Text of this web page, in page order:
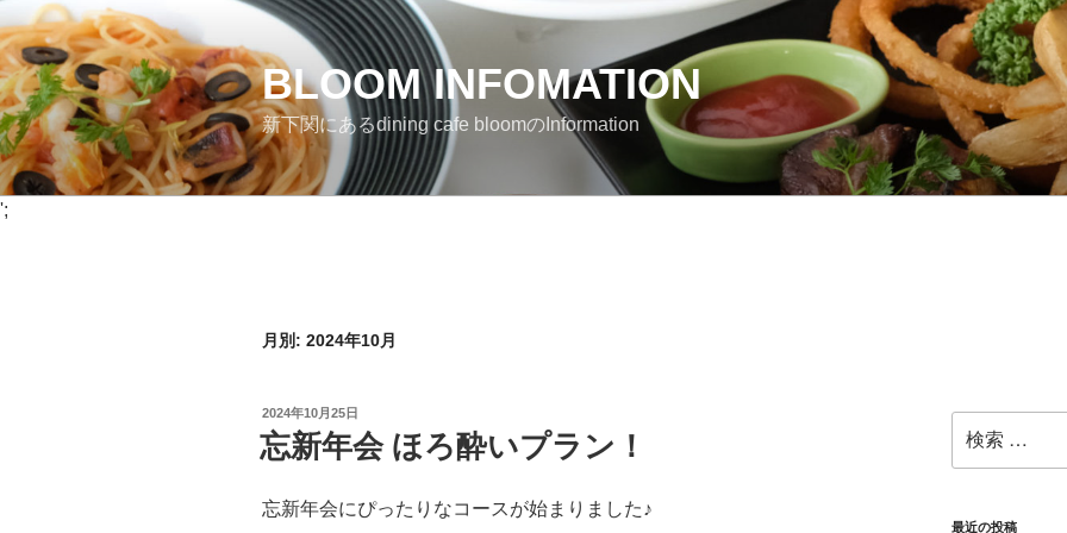
ン
テ
ン
ツ
へ
ス
キ
BLOOM INFOMATION
新下関にあるdining cafe bloomのInformation
';
月別: 2024年10月
投
稿
日:
2024年10月25日
忘新年会 ほろ酔いプラン！
忘新年会にぴったりなコースが始まりました♪
索:
最近の投稿